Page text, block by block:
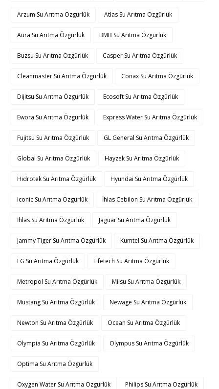
Arzum Su Arıtma Özgürlük Atlas Su Arıtma Özgürlük
Aura Su Arıtma Özgürlük BMB Su Arıtma Özgürlük
Buzsu Su Arıtma Özgürlük Casper Su Arıtma Özgürlük
Cleanmaster Su Arıtma Özgürlük Conax Su Arıtma Özgürlük
Dijitsu Su Arıtma Özgürlük Ecosoft Su Arıtma Özgürlük
Ewora Su Arıtma Özgürlük Express Water Su Arıtma Özgürlük
Fujitsu Su Arıtma Özgürlük GL General Su Arıtma Özgürlük
Global Su Arıtma Özgürlük Hayzek Su Arıtma Özgürlük
Hidrotek Su Arıtma Özgürlük Hyundai Su Arıtma Özgürlük
Iconic Su Arıtma Özgürlük İhlas Cebilon Su Arıtma Özgürlük
İhlas Su Arıtma Özgürlük Jaguar Su Arıtma Özgürlük
Jammy Tiger Su Arıtma Özgürlük Kumtel Su Arıtma Özgürlük
LG Su Arıtma Özgürlük Lifetech Su Arıtma Özgürlük
Metropol Su Arıtma Özgürlük Milsu Su Arıtma Özgürlük
Mustang Su Arıtma Özgürlük Newage Su Arıtma Özgürlük
Newton Su Arıtma Özgürlük Ocean Su Arıtma Özgürlük
Olympia Su Arıtma Özgürlük Olympus Su Arıtma Özgürlük
Optima Su Arıtma Özgürlük
Oxygen Water Su Arıtma Özgürlük Philips Su Arıtma Özgürlük